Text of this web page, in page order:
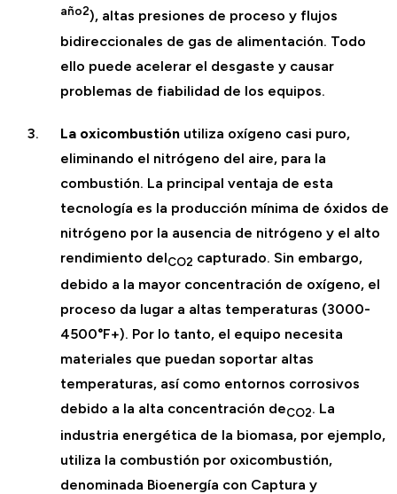
año2), altas presiones de proceso y flujos
bidireccionales de gas de alimentación. Todo
ello puede acelerar el desgaste y causar
problemas de fiabilidad de los equipos.
La oxicombustión utiliza oxígeno casi puro,
eliminando el nitrógeno del aire, para la
combustión. La principal ventaja de esta
tecnología es la producción mínima de óxidos de
nitrógeno por la ausencia de nitrógeno y el alto
rendimiento delCO2 capturado. Sin embargo,
debido a la mayor concentración de oxígeno, el
proceso da lugar a altas temperaturas (3000-
4500°F+). Por lo tanto, el equipo necesita
materiales que puedan soportar altas
temperaturas, así como entornos corrosivos
debido a la alta concentración deCO2. La
industria energética de la biomasa, por ejemplo,
utiliza la combustión por oxicombustión,
denominada Bioenergía con Captura y